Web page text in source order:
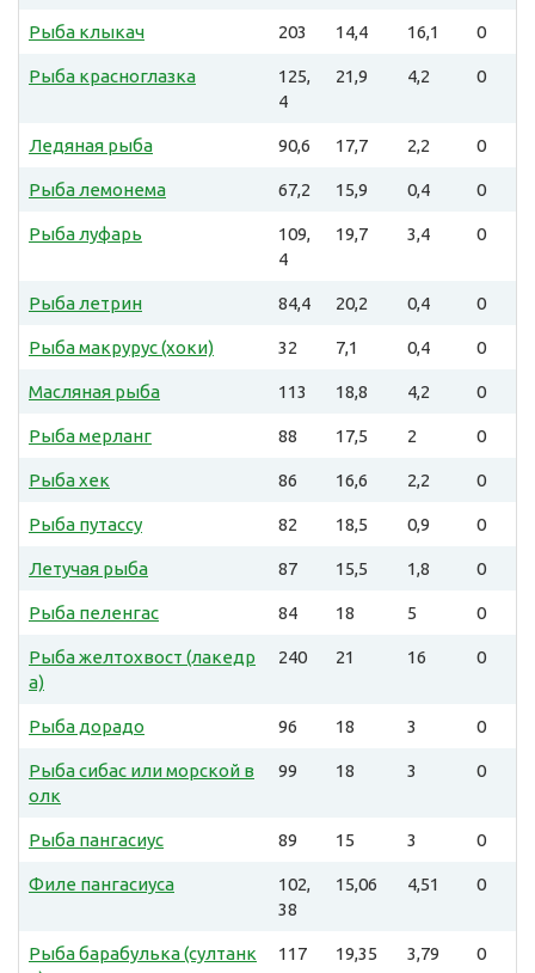
Рыба клыкач 203 14,4 16,1 0
Рыба красноглазка
125,
4
21,9 4,2 0
Ледяная рыба 90,6 17,7 2,2 0
Рыба лемонема 67,2 15,9 0,4 0
Рыба луфарь
109,
4
19,7 3,4 0
Рыба летрин 84,4 20,2 0,4 0
Рыба макрурус (хоки) 32 7,1 0,4 0
Масляная рыба 113 18,8 4,2 0
Рыба мерланг 88 17,5 2 0
Рыба хек 86 16,6 2,2 0
Рыба путассу 82 18,5 0,9 0
Летучая рыба 87 15,5 1,8 0
Рыба пеленгас 84 18 5 0
Рыба желтохвост (лакедр
а)
240 21 16 0
Рыба дорадо 96 18 3 0
Рыба сибас или морской в
олк
99 18 3 0
Рыба пангасиус 89 15 3 0
Филе пангасиуса
102,
38
15,06 4,51 0
Рыба барабулька (султанк
117 19,35 3,79 0